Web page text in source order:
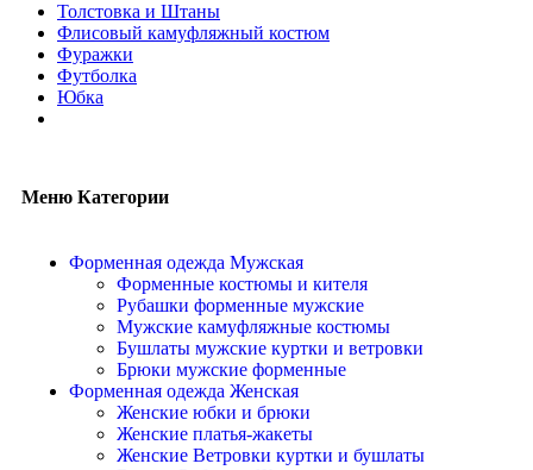
Толстовка и Штаны
Флисовый камуфляжный костюм
Фуражки
Футболка
Юбка
Меню Категории
Форменная одежда Мужская
Форменные костюмы и кителя
Рубашки форменные мужские
Мужские камуфляжные костюмы
Бушлаты мужские куртки и ветровки
Брюки мужские форменные
Форменная одежда Женская
Женские юбки и брюки
Женские платья-жакеты
Женские Ветровки куртки и бушлаты